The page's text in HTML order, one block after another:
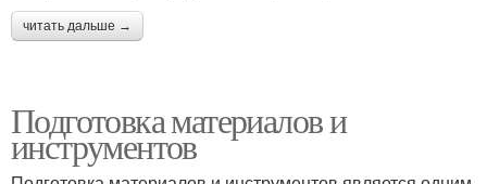
читать дальше →
Подготовка материалов и
инструментов